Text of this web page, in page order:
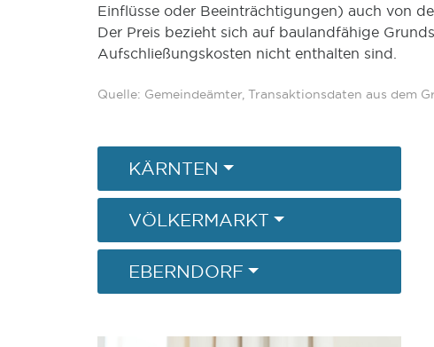
Einflüsse oder Beeinträchtigungen) auch von
Der Preis bezieht sich auf baulandfähige
Aufschließungskosten nicht enthalten sind.
Quelle: Gemeindeämter, Transaktionsdaten aus dem
KÄRNTEN
VÖLKERMARKT
EBERNDORF